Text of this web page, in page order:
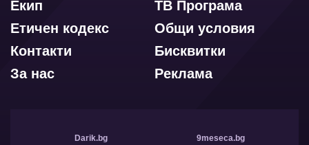
ТВ Програма
Екип
Общи условия
Етичен кодекс
Бисквитки
Контакти
Реклама
За нас
Darik.bg 9meseca.bg